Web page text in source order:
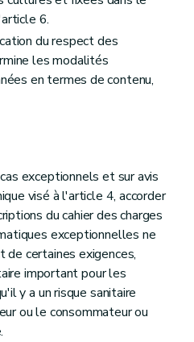
6.
du respect des
les modalités
en termes de contenu,
exceptionnels et sur avis
visé à l'article 4, accorder
du cahier des charges
exceptionnelles ne
certaines exigences,
important pour les
y a un risque sanitaire
ou le consommateur ou